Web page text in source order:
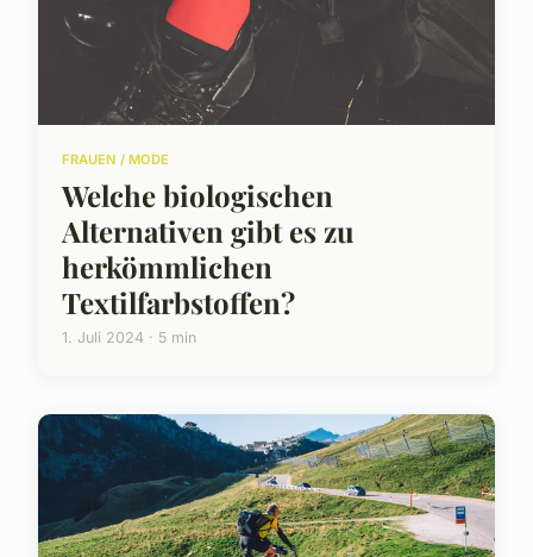
FRAUEN / MODE
Welche biologischen
Alternativen gibt es zu
herkömmlichen
Textilfarbstoffen?
1. Juli 2024 · 5 min